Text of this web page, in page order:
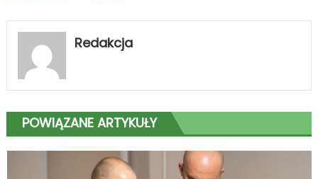
Redakcja
POWIĄZANE ARTYKUŁY